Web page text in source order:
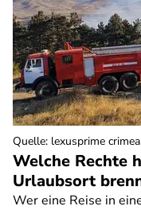
Welche Rechte
Urlaubsort
Wer eine Reise in
Quelle: lexusprime